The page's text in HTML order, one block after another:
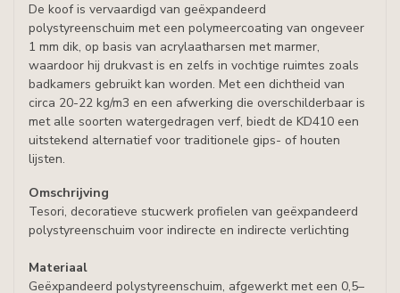
De koof is vervaardigd van geëxpandeerd
polystyreenschuim met een polymeercoating van ongeveer
1 mm dik, op basis van acrylaatharsen met marmer,
waardoor hij drukvast is en zelfs in vochtige ruimtes zoals
badkamers gebruikt kan worden. Met een dichtheid van
circa 20-22 kg/m3 en een afwerking die overschilderbaar is
met alle soorten watergedragen verf, biedt de KD410 een
uitstekend alternatief voor traditionele gips- of houten
lijsten.
Omschrijving
Tesori, decoratieve stucwerk profielen van geëxpandeerd
polystyreenschuim voor indirecte en indirecte verlichting
Materiaal
Geëxpandeerd polystyreenschuim, afgewerkt met een 0,5–